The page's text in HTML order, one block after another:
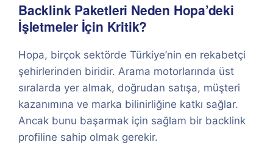
Backlink Paketleri Neden Hopa’deki
İşletmeler İçin Kritik?
Hopa, birçok sektörde Türkiye’nin en rekabetçi
şehirlerinden biridir. Arama motorlarında üst
sıralarda yer almak, doğrudan satışa, müşteri
kazanımına ve marka bilinirliğine katkı sağlar.
Ancak bunu başarmak için sağlam bir backlink
profiline sahip olmak gerekir.